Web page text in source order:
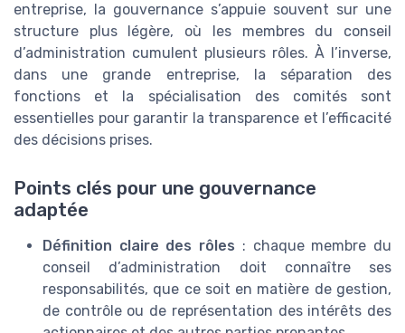
entreprise, la gouvernance s’appuie souvent sur une
structure plus légère, où les membres du conseil
d’administration cumulent plusieurs rôles. À l’inverse,
dans une grande entreprise, la séparation des
fonctions et la spécialisation des comités sont
essentielles pour garantir la transparence et l’efficacité
des décisions prises.
Points clés pour une gouvernance
adaptée
Définition claire des rôles : chaque membre du
conseil d’administration doit connaître ses
responsabilités, que ce soit en matière de gestion,
de contrôle ou de représentation des intérêts des